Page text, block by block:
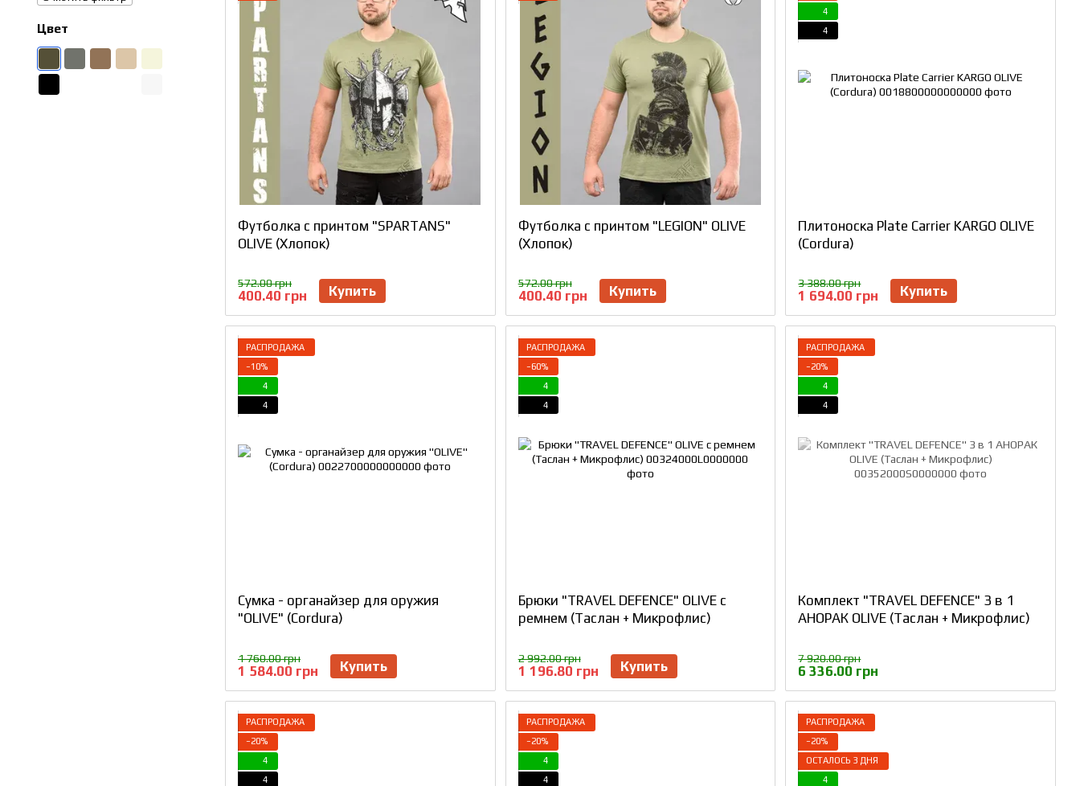
Футболка с принтом "SPARTANS"
OLIVE (Хлопок)
572.00 грн
400.40 грн Купить
Футболка с принтом "LEGION" OLIVE
(Хлопок)
572.00 грн
400.40 грн Купить
4
4
Плитоноска Plate Carrier KARGO OLIVE
(Cordura)
3 388.00 грн
1 694.00 грн Купить
РАСПРОДАЖА
−10%
4
4
Сумка - органайзер для оружия
"OLIVE" (Cordura)
1 760.00 грн
1 584.00 грн Купить
РАСПРОДАЖА
−60%
4
4
Брюки "TRAVEL DEFENCE" OLIVE с
ремнем (Таслан + Микрофлис)
2 992.00 грн
1 196.80 грн Купить
РАСПРОДАЖА
−20%
4
4
Комплект "TRAVEL DEFENCE" 3 в 1
АНОРАК OLIVE (Таслан + Микрофлис)
7 920.00 грн
6 336.00 грн
РАСПРОДАЖА
−20%
4
4
РАСПРОДАЖА
−20%
4
4
РАСПРОДАЖА
−20%
ОСТАЛОСЬ 3 ДНЯ
4
Цвет